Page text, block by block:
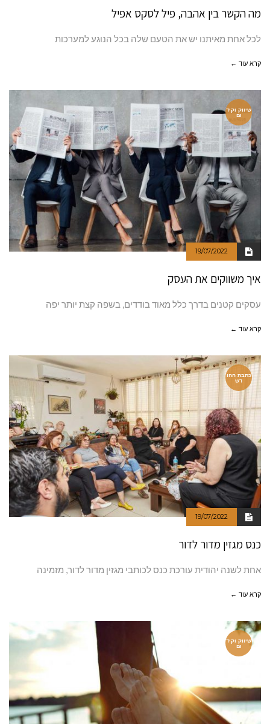
מה הקשר בין אהבה, פיל לסקס אפיל
לכל אחת מאיתנו יש את הטעם שלה בכל הנוגע למערכות
קרא עוד ←
שיווק וקיד
ום
19/07/2022
איך משווקים את העסק
עסקים קטנים בדרך כלל מאוד בודדים, בשפה קצת יותר יפה
קרא עוד ←
כתבת החו
דש
19/07/2022
כנס מגזין מדור לדור
אחת לשנה יהודית עורכת כנס לכותבי מגזין מדור לדור, מזמינה
קרא עוד ←
שיווק וקיד
ום